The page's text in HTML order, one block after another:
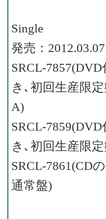
Single
発売：2012.03.07
SRCL-7857(DVD
き､初回生産限
A)
SRCL-7859(DVD
き､初回生産限
SRCL-7861(CD
通常盤)